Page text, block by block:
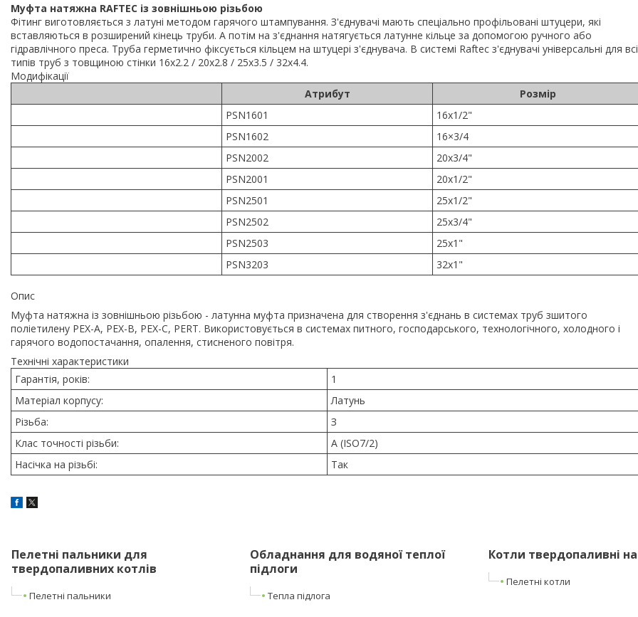
Муфта натяжна RAFTEC із зовнішньою різьбою
Фітинг виготовляється з латуні методом гарячого штампування. З'єднувачі мають спеціально профільовані штуцери, які
вставляються в розширений кінець труби. А потім на з'єднання натягується латунне кільце за допомогою ручного або
гідравлічного преса. Труба герметично фіксується кільцем на штуцері з'єднувача. В системі Raftec з'єднувачі універсальні для
типів труб з товщиною стінки 16х2.2 / 20х2.8 / 25х3.5 / 32х4.4.
Модифікації
Атрибут
Розмір
PSN1601
16x1/2"
PSN1602
16×3/4
PSN2002
20x3/4"
PSN2001
20x1/2"
PSN2501
25x1/2"
PSN2502
25x3/4"
PSN2503
25x1"
PSN3203
32x1"
Опис
Муфта натяжна із зовнішньою різьбою - латунна муфта призначена для створення з'єднань в системах труб зшитого
поліетилену PEX-A, PEX-B, PEX-C, PERT. Використовується в системах питного, господарського, технологічного, холодного і
гарячого водопостачання, опалення, стисненого повітря.
Технічні характеристики
Гарантія, років:
1
Матеріал корпусу:
Латунь
Різьба:
З
Клас точності різьби:
А (ISO7/2)
Насічка на різьбі:
Так
Пелетні пальники для
твердопаливних котлів
Пелетні пальники
Обладнання для водяної теплої
підлоги
Тепла підлога
Котли твердопаливні
Пелетні котли